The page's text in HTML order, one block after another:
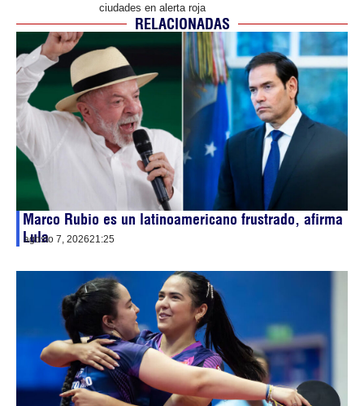
ciudades en alerta roja
RELACIONADAS
Marco Rubio es un latinoamericano frustrado, afirma
Lula
agosto 7, 202621:25